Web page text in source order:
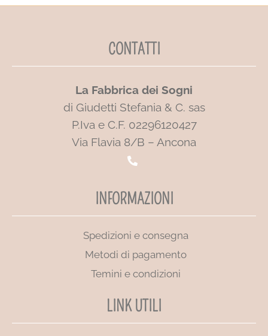
CONTATTI
La Fabbrica dei Sogni
di Giudetti Stefania & C. sas
P.Iva e C.F. 02296120427
Via Flavia 8/B – Ancona
INFORMAZIONI
Spedizioni e consegna
Metodi di pagamento
Temini e condizioni
LINK UTILI